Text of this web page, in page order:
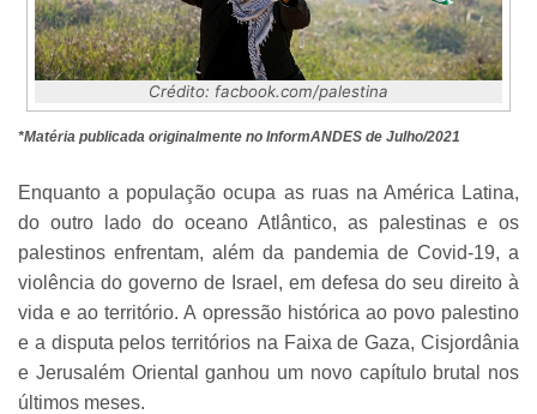
Crédito: facbook.com/palestina
*Matéria publicada originalmente no InformANDES de Julho/2021
Enquanto a população ocupa as ruas na América Latina,
do outro lado do oceano Atlântico, as palestinas e os
palestinos enfrentam, além da pandemia de Covid-19, a
violência do governo de Israel, em defesa do seu direito à
vida e ao território. A opressão histórica ao povo palestino
e a disputa pelos territórios na Faixa de Gaza, Cisjordânia
e Jerusalém Oriental ganhou um novo capítulo brutal nos
últimos meses.